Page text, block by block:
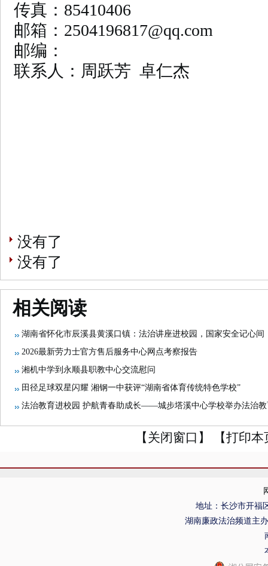
传真：85410406
邮箱：2504196817@qq.com
邮编：
联系人：周跃芳 卓仁杰
没有了
没有了
相关阅读
湖南省怀化市辰溪县黄溪口镇：法治讲座进校园，国家安全记心间
2026最新劳力士官方售后服务中心网点考察报告
湘机中学到永顺县职教中心交流慰问
田径足球双星闪耀 湘钢一中获评“湖南省体育传统特色学校”
法治教育进校园 护航青春助成长——城步塔溪中心学校举办法治教
【关闭窗口】 【打印
地址：长沙市开福
湖南廉政法治频道主